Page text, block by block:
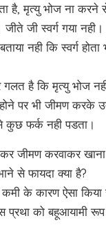
है, मृत्यु भोज ना
जी स्वर्ग गया नही।
नही कि स्वर्ग
है कि मृत्यु भोज नही
पर भी जीमण करके
कुछ फर्क नही पडता।
जीमण करवाकर
से फायदा क्या है?
कमी के कारण ऐसा
प्रथा को बहूआयामी